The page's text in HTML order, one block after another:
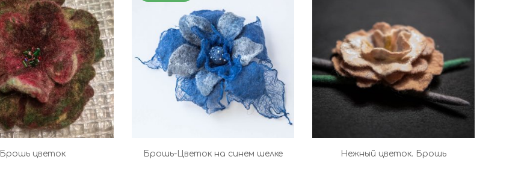
Брошь цветок Брошь-Цветок на синем шелке Нежный цветок. Брошь